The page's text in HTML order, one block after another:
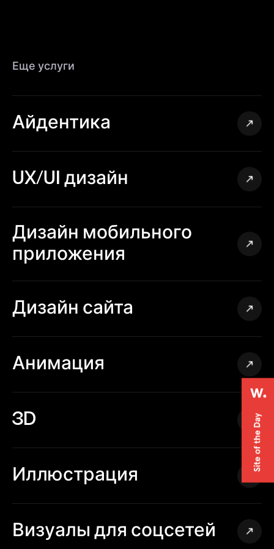
Еще услуги
Айдентика
UX/UI дизайн
Дизайн мобильного
приложения
Дизайн сайта
Анимация
3D
Иллюстрация
Визуалы для соцсетей